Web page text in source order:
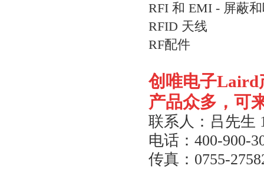
RFI 和 EMI - 屏蔽
RFID 天线
RF配件
创唯电子Laird
产品众多，可
联系人：吕先生
电话： 400-900-
传真： 0755-